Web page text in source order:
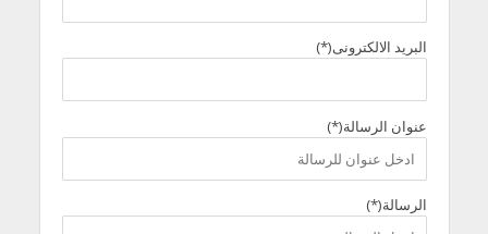
البريد الالكترونى(*)
عنوان الرسالة(*)
الرسالة(*)